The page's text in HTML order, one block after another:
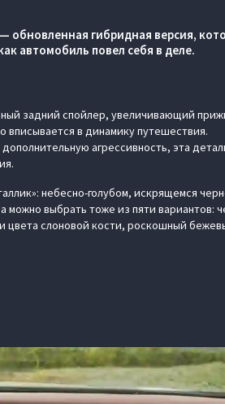
— обновленная гибридная версия,
автомобиль повел себя в деле.
задний спойлер, увеличивающий
вписывается в динамику путешествия.
агрессивность, эта
небесно-голубом, искрящемся
выбрать тоже из пяти вариантов:
слоновой кости, роскошный